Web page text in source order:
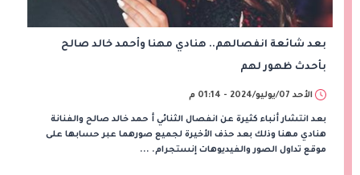
بعد شائعة انفصالهم.. هنادي مهنا وأحمد خالد صالح
بأحدث ظهور لهم
الأحد 07/يوليو/2024 - 01:14 م
بعد انتشار أنباء كثيرة عن انفصال الثنائي أ حمد خالد صالح والفنانة
هنادي مهنا وذلك بعد حذف الأخيرة لجميع صورهما عبر حسابها على
موقع تداول الصور والفيديوهات إنستجرام. ...